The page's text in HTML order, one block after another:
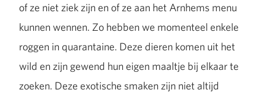
of ze niet ziek zijn en of ze aan het Arnhems menu
kunnen wennen. Zo hebben we momenteel enkele
roggen in quarantaine. Deze dieren komen uit het
wild en zijn gewend hun eigen maaltje bij elkaar te
zoeken. Deze exotische smaken zijn niet altijd